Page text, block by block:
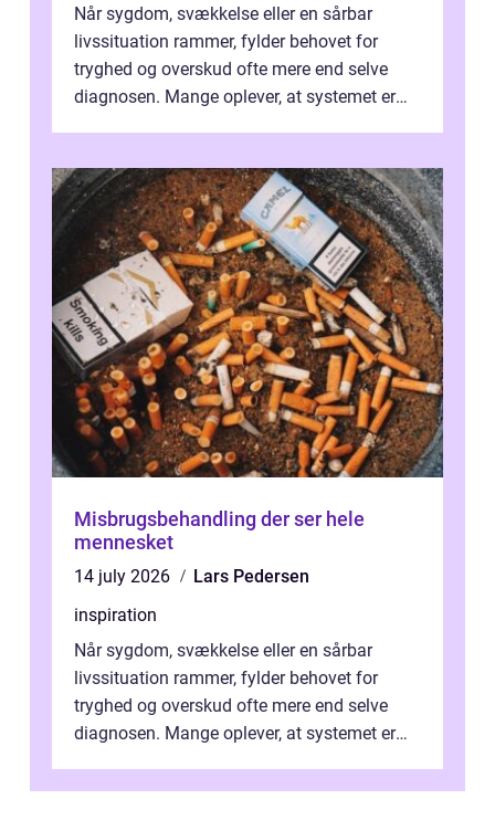
Når sygdom, svækkelse eller en sårbar
livssituation rammer, fylder behovet for
tryghed og overskud ofte mere end selve
diagnosen. Mange oplever, at systemet er
Misbrugsbehandling der ser hele
mennesket
14 july 2026
Lars Pedersen
inspiration
Når sygdom, svækkelse eller en sårbar
livssituation rammer, fylder behovet for
tryghed og overskud ofte mere end selve
diagnosen. Mange oplever, at systemet er